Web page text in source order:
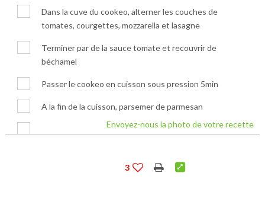
Dans la cuve du cookeo, alterner les couches de
tomates, courgettes, mozzarella et lasagne
Terminer par de la sauce tomate et recouvrir de
béchamel
Passer le cookeo en cuisson sous pression 5min
A la fin de la cuisson, parsemer de parmesan
Envoyez-nous la photo de votre recette
3